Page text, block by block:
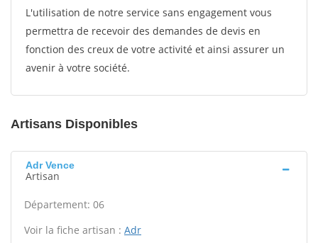
L'utilisation de notre service sans engagement vous
permettra de recevoir des demandes de devis en
fonction des creux de votre activité et ainsi assurer un
avenir à votre société.
Artisans Disponibles
Adr Vence
Artisan
Département: 06
Voir la fiche artisan : Adr